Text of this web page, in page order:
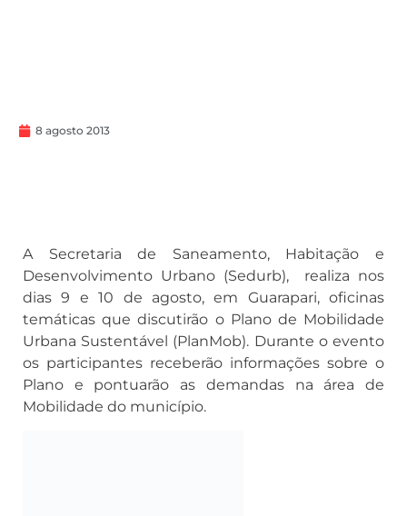
8 agosto 2013
A Secretaria de Saneamento, Habitação e
Desenvolvimento Urbano (Sedurb), realiza nos
dias 9 e 10 de agosto, em Guarapari, oficinas
temáticas que discutirão o Plano de Mobilidade
Urbana Sustentável (PlanMob). Durante o evento
os participantes receberão informações sobre o
Plano e pontuarão as demandas na área de
Mobilidade do município.